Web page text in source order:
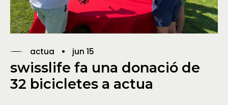
actua jun 15
swisslife fa una donació de
32 bicicletes a actua